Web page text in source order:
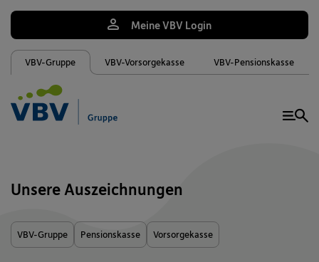
VBV-Gruppe VBV-Vorsorgekasse VBV-Pensionskasse
Meine VBV Login
Unsere Auszeichnungen
VBV-Gruppe Pensionskasse Vorsorgekasse